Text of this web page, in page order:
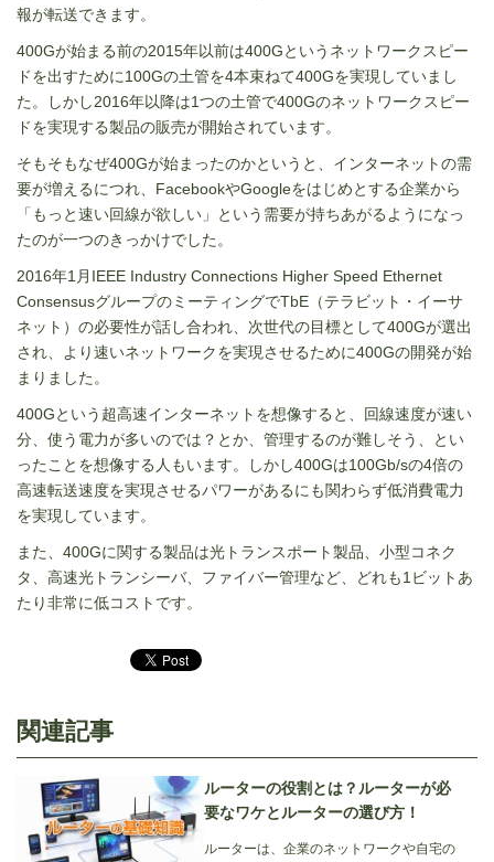
報が転送できます。
400Gが始まる前の2015年以前は400Gというネットワークスピー
ドを出すために100Gの土管を4本束ねて400Gを実現していまし
た。しかし2016年以降は1つの土管で400Gのネットワークスピー
ドを実現する製品の販売が開始されています。
そもそもなぜ400Gが始まったのかというと、インターネットの需
要が増えるにつれ、FacebookやGoogleをはじめとする企業から
「もっと速い回線が欲しい」という需要が持ちあがるようになっ
たのが一つのきっかけでした。
2016年1月IEEE Industry Connections Higher Speed Ethernet
ConsensusグループのミーティングでTbE（テラビット・イーサ
ネット）の必要性が話し合われ、次世代の目標として400Gが選出
され、より速いネットワークを実現させるために400Gの開発が始
まりました。
400Gという超高速インターネットを想像すると、回線速度が速い
分、使う電力が多いのでは？とか、管理するのが難しそう、とい
ったことを想像する人もいます。しかし400Gは100Gb/sの4倍の
高速転送速度を実現させるパワーがあるにも関わらず低消費電力
を実現しています。
また、400Gに関する製品は光トランスポート製品、小型コネク
タ、高速光トランシーバ、ファイバー管理など、どれも1ビットあ
たり非常に低コストです。
関連記事
ルーターの役割とは？ルーターが必
要なワケとルーターの選び方！
ルーターは、企業のネットワークや自宅の